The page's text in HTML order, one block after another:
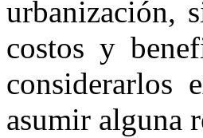
urbanización,
costos y
considerarlos
asumir alguna